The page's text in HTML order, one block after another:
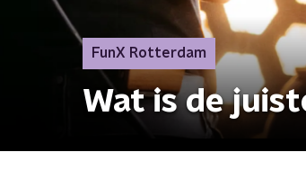
FunX Rotterdam
Wat is de